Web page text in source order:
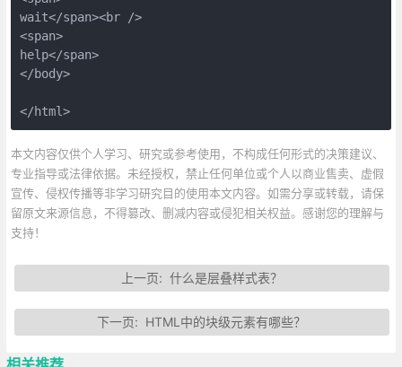
wait</span><br />
<span>
help</span>
</body>
</html>
本文内容仅供个人学习、研究或参考使用，不构成任何形式的决策建议、
专业指导或法律依据。未经授权，禁止任何单位或个人以商业售卖、虚假
宣传、侵权传播等非学习研究目的使用本文内容。如需分享或转载，请保
留原文来源信息，不得篡改、删减内容或侵犯相关权益。感谢您的理解与
支持！
上一页: 什么是层叠样式表？
下一页: HTML中的块级元素有哪些？